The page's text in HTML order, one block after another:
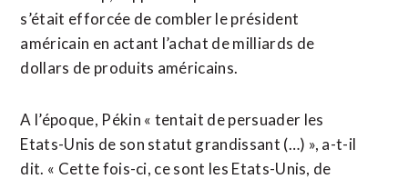
s’était efforcée de combler le président
américain en actant l’achat de milliards de
dollars de produits américains.
A l’époque, Pékin « tentait de persuader les
Etats-Unis de son statut grandissant (…) », a-t-il
dit. « Cette fois-ci, ce sont les Etats-Unis, de